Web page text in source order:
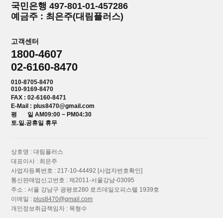
국민은행 497-801-01-457286
예금주 : 최은주(대림플러스)
고객센터
1800-4607
02-6160-8470
010-8705-8470
010-9169-8470
FAX : 02-6160-8471
E-Mail : plus8470@gmail.com
평 일 AM09:00 ~ PM04:30
토.일.공휴일 휴무
상호명 : 대림플러스
대표이사 : 최은주
사업자등록번호 : 217-10-44492 [사업자번호확인]
통신판매업신고번호 : 제2011-서울강남-03095
주소 : 서울 강남구 광평로280 로즈데일오피스텔 1939호
이메일 :plus8470@gmail.com
개인정보취급책임자 : 목형수